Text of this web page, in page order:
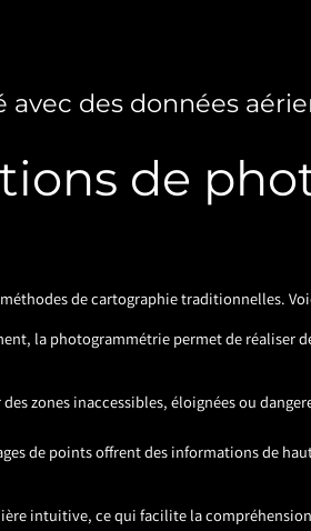
des données
de
de cartographie traditionnelles.
la photogrammétrie permet de réaliser
zones inaccessibles, éloignées ou
de points offrent des informations de
intuitive, ce qui facilite la